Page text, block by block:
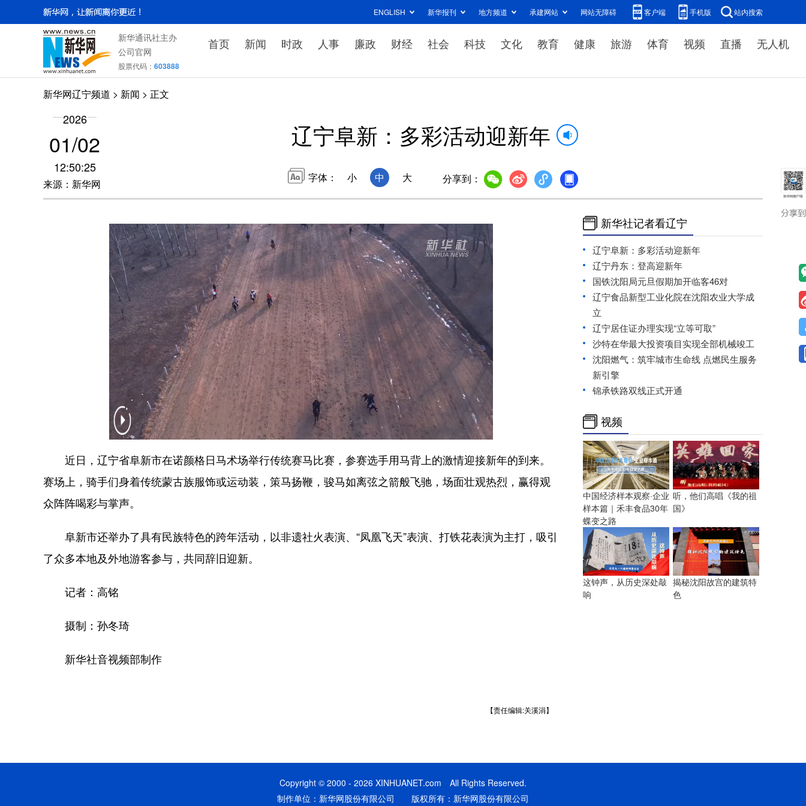
ENGLISH 新华报刊 地方频道 承建网站 网站无障碍 客户端 手机版 站内搜索
新华通讯社主办
公司官网
股票代码： 603888
首页 新闻 时政 人事 廉政 财经 社会 科技 文化 教育 健康 旅游 体育 视频 直播 无人机
新华网辽宁频道 > 新闻 > 正文
2026
01/02
12:50:25
来源：新华网
辽宁阜新：多彩活动迎新年
字体： 小 中 大 分享到：
近日，辽宁省阜新市在诺颜格日马术场举行传统赛马比赛，参赛选手用马背上的激情迎接新年的到来。
赛场上，骑手们身着传统蒙古族服饰或运动装，策马扬鞭，骏马如离弦之箭般飞驰，场面壮观热烈，赢得观
众阵阵喝彩与掌声。
阜新市还举办了具有民族特色的跨年活动，以非遗社火表演、“凤凰飞天”表演、打铁花表演为主打，吸引
了众多本地及外地游客参与，共同辞旧迎新。
记者：高铭
摄制：孙冬琦
新华社音视频部制作
【责任编辑:关溪涓】
新华社记者看辽宁
辽宁阜新：多彩活动迎新年
辽宁丹东：登高迎新年
国铁沈阳局元旦假期加开临客46对
辽宁食品新型工业化院在沈阳农业大学成
立
辽宁居住证办理实现“立等可取”
沙特在华最大投资项目实现全部机械竣工
沈阳燃气：筑牢城市生命线 点燃民生服务
新引擎
锦承铁路双线正式开通
视频
中国经济样本观察·企业
样本篇｜禾丰食品30年
蝶变之路
听，他们高唱《我的祖
国》
这钟声，从历史深处敲
响
揭秘沈阳故宫的建筑特
色
Copyright © 2000 - 2026 XINHUANET.com All Rights Reserved.
制作单位：新华网股份有限公司 版权所有：新华网股份有限公司